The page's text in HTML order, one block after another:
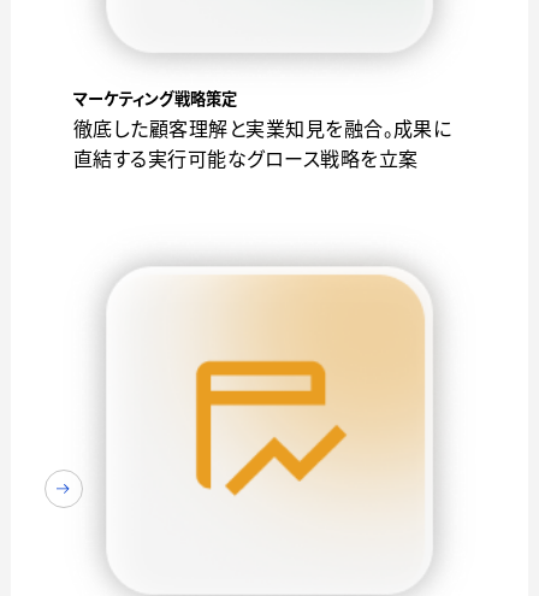
マーケティング戦略策定
徹底した顧客理解と実業知見を融合。成果に
直結する実行可能なグロース戦略を立案